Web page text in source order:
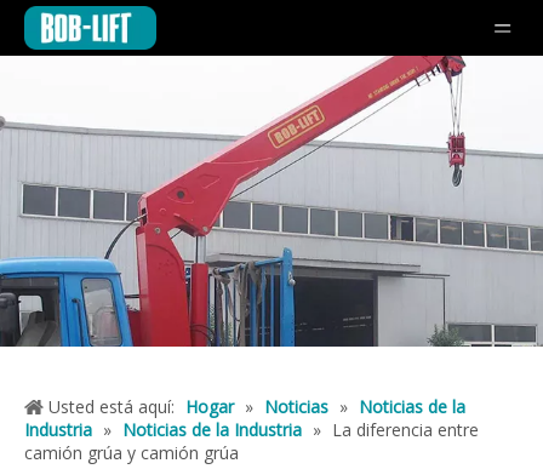
Usted está aquí: Hogar » Noticias » Noticias de la
Industria » Noticias de la Industria » La diferencia entre
camión grúa y camión grúa